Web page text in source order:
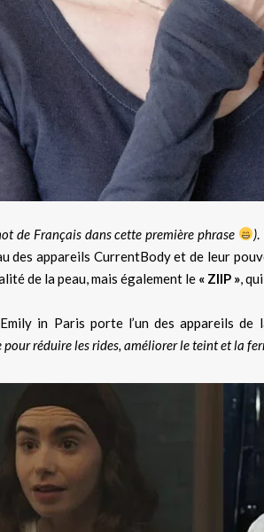
de Français dans cette première phrase ).
des appareils CurrentBody et de leur
de la peau, mais également le « ZIIP »,
in Paris porte l’un des appareils de
réduire les rides, améliorer le teint et la